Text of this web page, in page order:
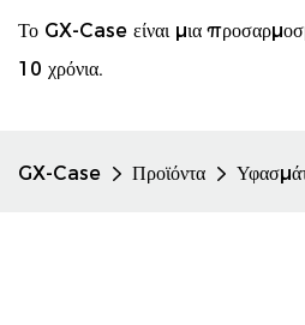
Το GX-Case είναι μια
10 χρόνια.
GX-Case Προϊόντα